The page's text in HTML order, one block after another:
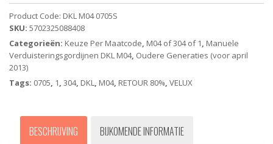
Grijs
-
Handbediend
-
Oude
Generatie
Product Code: DKL M04 0705S
SKU: 5702325088408
Categorieën: Keuze Per Maatcode, M04 of 304 of 1, Manuele
Verduisteringsgordijnen DKL M04, Oudere Generaties (voor april
2013)
Tags: 0705, 1, 304, DKL, M04, RETOUR 80%, VELUX
BESCHRIJVING BIJKOMENDE INFORMATIE